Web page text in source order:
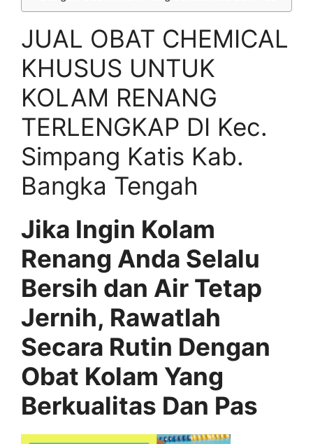
JUAL OBAT CHEMICAL
KHUSUS UNTUK
KOLAM RENANG
TERLENGKAP DI Kec.
Simpang Katis Kab.
Bangka Tengah
Jika Ingin Kolam
Renang Anda Selalu
Bersih dan Air Tetap
Jernih, Rawatlah
Secara Rutin Dengan
Obat Kolam Yang
Berkualitas Dan Pas